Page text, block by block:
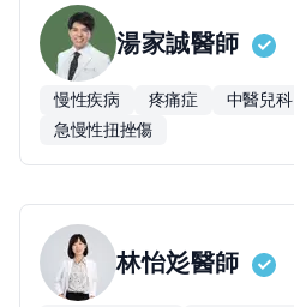
湯家誠醫師
慢性疾病 疼痛症 中醫兒科
急慢性扭挫傷
林怡彣醫師